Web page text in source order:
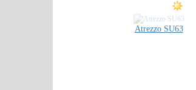
Atrezzo SU63